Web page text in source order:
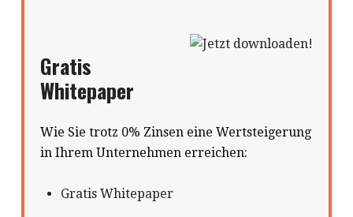
Gratis
Whitepaper
Wie Sie trotz 0% Zinsen eine Wertsteigerung
in Ihrem Unternehmen erreichen:
Gratis Whitepaper